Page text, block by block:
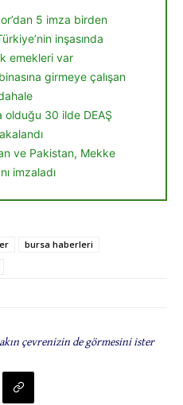
5 imza birden
inşasında
emekleri var
girmeye çalışan
olduğu 30 ilde DEAŞ
ve Pakistan, Mekke
imzaladı
bursa haberleri
çevrenizin de görmesini ister